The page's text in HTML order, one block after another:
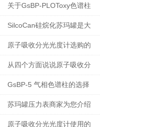
出
动力
关于GsBP-PLOToxy色谱柱
对烃类基质中含氧化合物分
析测试报告
SilcoCan硅烷化苏玛罐是大
气监测中的必需设备
原子吸收分光光度计选购的
两大要点
从四个方面说说原子吸收分
光光度计的主要功能特性
GsBP-5 气相色谱柱的选择
与处理方式
苏玛罐压力表商家为您介绍
压力表的那些知识
原子吸收分光光度计使用的